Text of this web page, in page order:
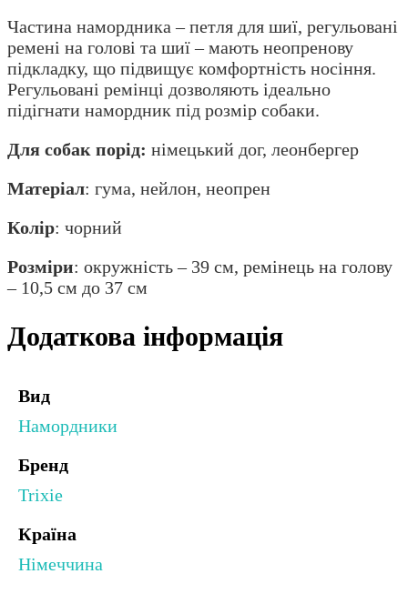
Частина намордника – петля для шиї, регульовані
ремені на голові та шиї – мають неопренову
підкладку, що підвищує комфортність носіння.
Регульовані ремінці дозволяють ідеально
підігнати намордник під розмір собаки.
Для собак порід: німецький дог, леонбергер
Матеріал: гума, нейлон, неопрен
Колір: чорний
Розміри: окружність – 39 см, ремінець на голову
– 10,5 см до 37 см
Додаткова інформація
Вид
Намордники
Бренд
Trixie
Країна
Німеччина